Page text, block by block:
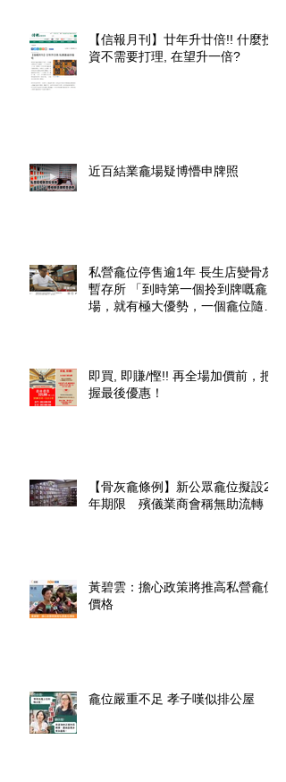
【信報月刊】廿年升廿倍!! 什麼投
資不需要打理, 在望升一倍?
近百結業龕場疑博懵申牌照
私營龕位停售逾1年 長生店變骨灰
暫存所 「到時第一個拎到牌嘅龕
場，就有極大優勢，一個龕位隨時
即買, 即賺/慳!! 再全場加價前，把
握最後優惠！
【骨灰龕條例】新公眾龕位擬設20
年期限 殯儀業商會稱無助流轉
黃碧雲：擔心政策將推高私營龕位
價格
龕位嚴重不足 孝子嘆似排公屋